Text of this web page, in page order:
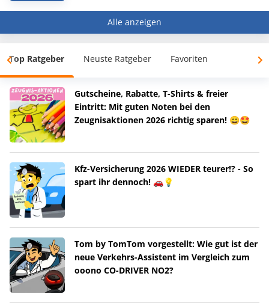
Alle anzeigen
Top Ratgeber Neuste Ratgeber Favoriten
Gutscheine, Rabatte, T-Shirts & freier
Eintritt: Mit guten Noten bei den
Zeugnisaktionen 2026 richtig sparen! 😀🤩
Kfz-Versicherung 2026 WIEDER teurer!? - So
spart ihr dennoch! 🚗💡
Tom by TomTom vorgestellt: Wie gut ist der
neue Verkehrs-Assistent im Vergleich zum
ooono CO-DRIVER NO2?